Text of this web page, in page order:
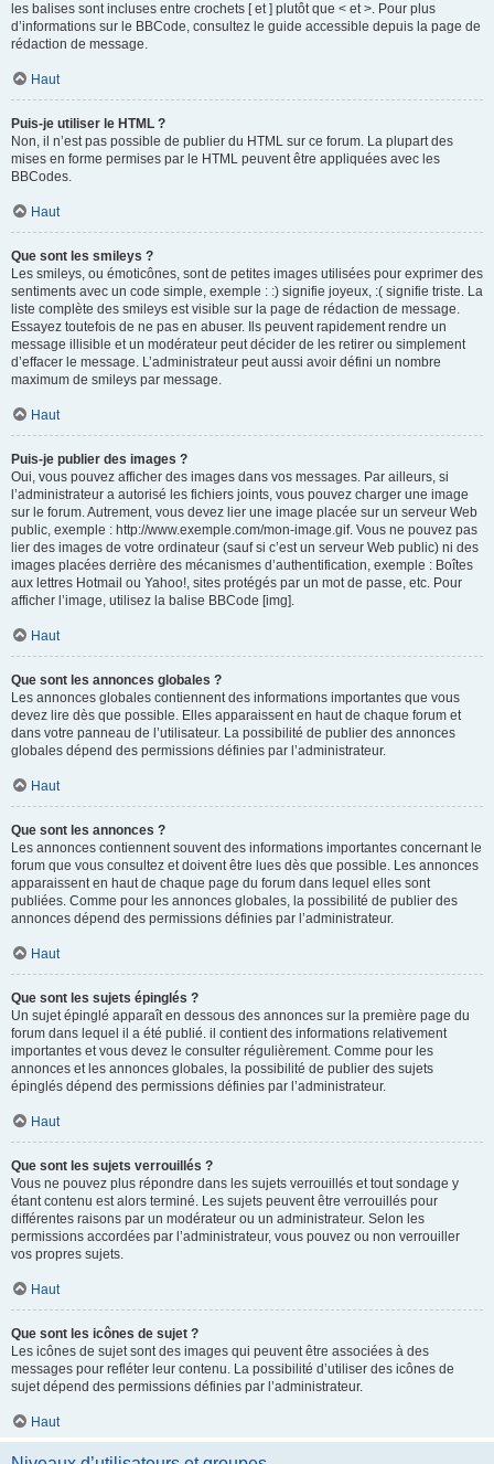
les balises sont incluses entre crochets [ et ] plutôt que < et >. Pour plus
d’informations sur le BBCode, consultez le guide accessible depuis la page de
rédaction de message.
Haut
Puis-je utiliser le HTML ?
Non, il n’est pas possible de publier du HTML sur ce forum. La plupart des
mises en forme permises par le HTML peuvent être appliquées avec les
BBCodes.
Haut
Que sont les smileys ?
Les smileys, ou émoticônes, sont de petites images utilisées pour exprimer des
sentiments avec un code simple, exemple : :) signifie joyeux, :( signifie triste. La
liste complète des smileys est visible sur la page de rédaction de message.
Essayez toutefois de ne pas en abuser. Ils peuvent rapidement rendre un
message illisible et un modérateur peut décider de les retirer ou simplement
d’effacer le message. L’administrateur peut aussi avoir défini un nombre
maximum de smileys par message.
Haut
Puis-je publier des images ?
Oui, vous pouvez afficher des images dans vos messages. Par ailleurs, si
l’administrateur a autorisé les fichiers joints, vous pouvez charger une image
sur le forum. Autrement, vous devez lier une image placée sur un serveur Web
public, exemple : http://www.exemple.com/mon-image.gif. Vous ne pouvez pas
lier des images de votre ordinateur (sauf si c’est un serveur Web public) ni des
images placées derrière des mécanismes d’authentification, exemple : Boîtes
aux lettres Hotmail ou Yahoo!, sites protégés par un mot de passe, etc. Pour
afficher l’image, utilisez la balise BBCode [img].
Haut
Que sont les annonces globales ?
Les annonces globales contiennent des informations importantes que vous
devez lire dès que possible. Elles apparaissent en haut de chaque forum et
dans votre panneau de l’utilisateur. La possibilité de publier des annonces
globales dépend des permissions définies par l’administrateur.
Haut
Que sont les annonces ?
Les annonces contiennent souvent des informations importantes concernant le
forum que vous consultez et doivent être lues dès que possible. Les annonces
apparaissent en haut de chaque page du forum dans lequel elles sont
publiées. Comme pour les annonces globales, la possibilité de publier des
annonces dépend des permissions définies par l’administrateur.
Haut
Que sont les sujets épinglés ?
Un sujet épinglé apparaît en dessous des annonces sur la première page du
forum dans lequel il a été publié. il contient des informations relativement
importantes et vous devez le consulter régulièrement. Comme pour les
annonces et les annonces globales, la possibilité de publier des sujets
épinglés dépend des permissions définies par l’administrateur.
Haut
Que sont les sujets verrouillés ?
Vous ne pouvez plus répondre dans les sujets verrouillés et tout sondage y
étant contenu est alors terminé. Les sujets peuvent être verrouillés pour
différentes raisons par un modérateur ou un administrateur. Selon les
permissions accordées par l’administrateur, vous pouvez ou non verrouiller
vos propres sujets.
Haut
Que sont les icônes de sujet ?
Les icônes de sujet sont des images qui peuvent être associées à des
messages pour refléter leur contenu. La possibilité d’utiliser des icônes de
sujet dépend des permissions définies par l’administrateur.
Haut